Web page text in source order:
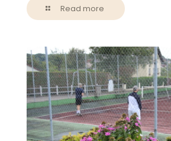
Read more